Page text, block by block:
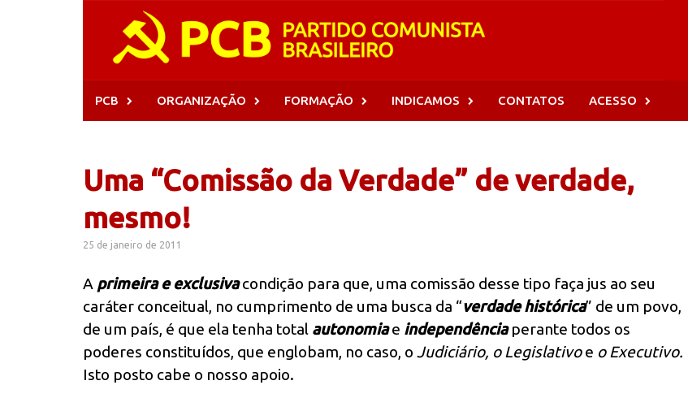
PCB ORGANIZAÇÃO FORMAÇÃO INDICAMOS CONTATOS ACESSO
Uma “Comissão da Verdade” de verdade,
mesmo!
25 de janeiro de 2011
A primeira e exclusivacondição para que, uma comissão desse tipo faça jus ao seu
caráter conceitual, no cumprimento de uma busca da “verdade histórica” de um povo,
de um país, é que ela tenha total autonomiae independência perante todos os
poderes constituídos, que englobam, no caso, o Judiciário, o Legislativoe o Executivo.
Isto posto cabe o nosso apoio.